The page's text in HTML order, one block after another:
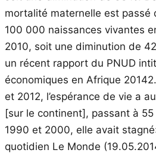
mortalité maternelle est passé
100 000 naissances vivantes
2010, soit une diminution de
un récent rapport du PNUD
économiques en Afrique
et 2012, l’espérance de vie a
[sur le continent], passant à 55
1990 et 2000, elle avait
quotidien Le Monde